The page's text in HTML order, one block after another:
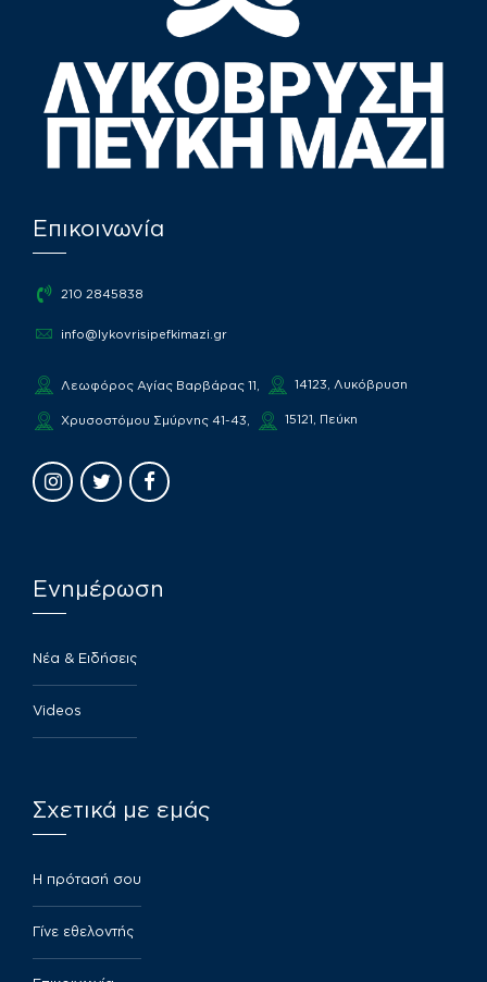
Επικοινωνία
210 2845838
info@lykovrisipefkimazi.gr
Λεωφόρος Αγίας Βαρβάρας 11, 14123, Λυκόβρυση
Χρυσοστόμου Σμύρνης 41-43, 15121, Πεύκη
Ενημέρωση
Νέα & Ειδήσεις
Videos
Σχετικά με εμάς
​Η πρότασή σου
Γίνε εθελοντής